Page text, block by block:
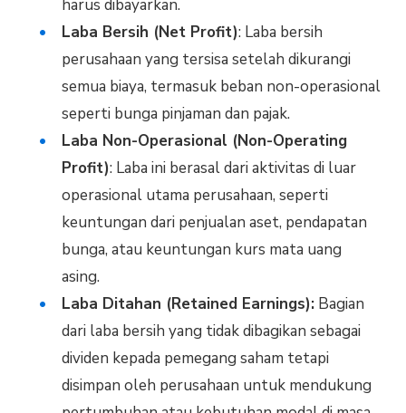
harus dibayarkan.
Laba Bersih (Net Profit): Laba bersih
perusahaan yang tersisa setelah dikurangi
semua biaya, termasuk beban non-operasional
seperti bunga pinjaman dan pajak.
Laba Non-Operasional (Non-Operating
Profit): Laba ini berasal dari aktivitas di luar
operasional utama perusahaan, seperti
keuntungan dari penjualan aset, pendapatan
bunga, atau keuntungan kurs mata uang
asing.
Laba Ditahan (Retained Earnings):Bagian
dari laba bersih yang tidak dibagikan sebagai
dividen kepada pemegang saham tetapi
disimpan oleh perusahaan untuk mendukung